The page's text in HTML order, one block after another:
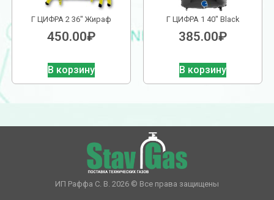
Г ЦИФРА 2 36″ Жираф
450.00₽
В корзину
Г ЦИФРА 1 40″ Black
385.00₽
В корзину
ИП Раффа С. В. 2026 © Все права защищены